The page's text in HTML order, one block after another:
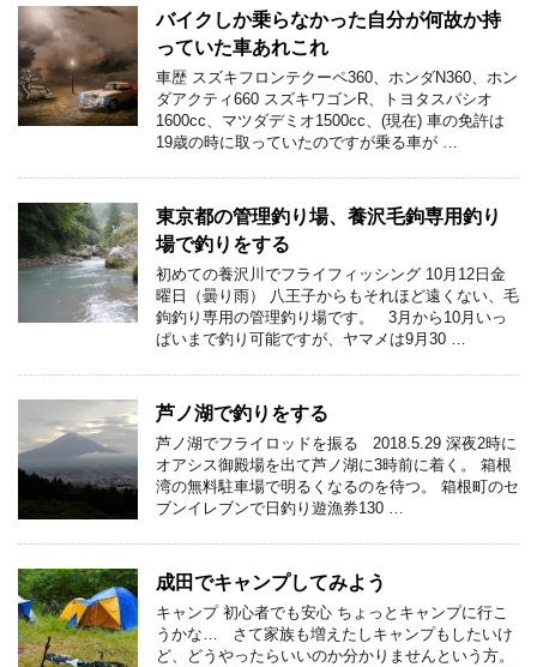
バイクしか乗らなかった自分が何故か持
っていた車あれこれ
車歴 スズキフロンテクーペ360、ホンダN360、ホン
ダアクティ660 スズキワゴンR、トヨタスパシオ
1600cc、マツダデミオ1500cc、(現在) 車の免許は
19歳の時に取っていたのですが乗る車が …
東京都の管理釣り場、養沢毛鉤専用釣り
場で釣りをする
初めての養沢川でフライフィッシング 10月12日金
曜日（曇り雨） 八王子からもそれほど遠くない、毛
鉤釣り専用の管理釣り場です。 3月から10月いっ
ぱいまで釣り可能ですが、ヤマメは9月30 …
芦ノ湖で釣りをする
芦ノ湖でフライロッドを振る 2018.5.29 深夜2時に
オアシス御殿場を出て芦ノ湖に3時前に着く。 箱根
湾の無料駐車場で明るくなるのを待つ。 箱根町のセ
ブンイレブンで日釣り遊漁券130 …
成田でキャンプしてみよう
キャンプ 初心者でも安心 ちょっとキャンプに行こ
うかな… さて家族も増えたしキャンプもしたいけ
ど、どうやったらいいのか分かりませんという方。